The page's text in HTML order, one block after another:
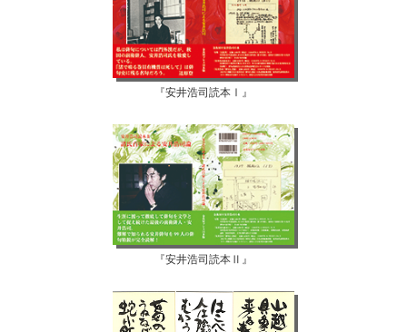
『安井浩司読本Ⅰ』
『安井浩司読本Ⅱ』